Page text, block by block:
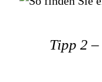
Tipp 2